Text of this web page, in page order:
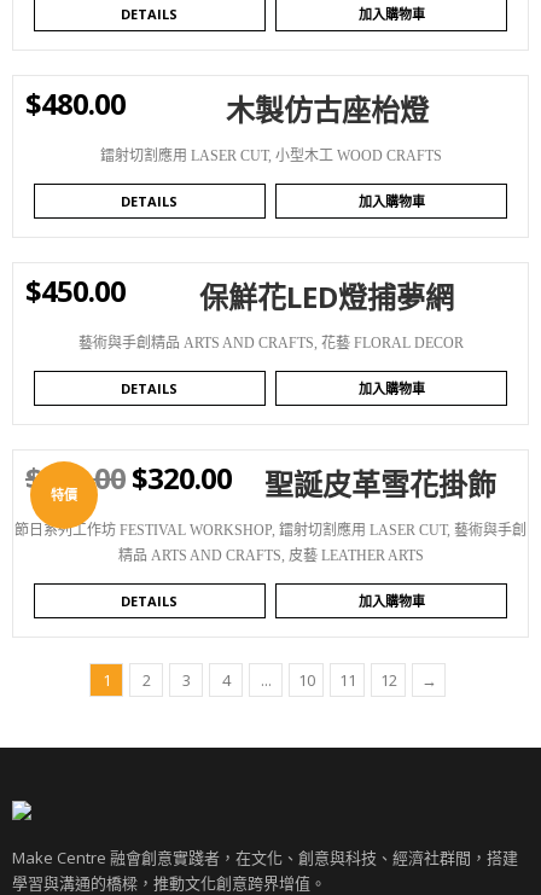
DETAILS 加入購物車
$480.00 木製仿古座枱燈
鐳射切割應用 LASER CUT, 小型木工 WOOD CRAFTS
DETAILS 加入購物車
WISHLIST
$450.00 保鮮花LED燈捕夢網
藝術與手創精品 ARTS AND CRAFTS, 花藝 FLORAL DECOR
DETAILS 加入購物車
特價
WISHLIST
$380.00$320.00 聖誕皮革雪花掛飾
節日系列工作坊 FESTIVAL WORKSHOP, 鐳射切割應用 LASER CUT, 藝術與手創
精品 ARTS AND CRAFTS, 皮藝 LEATHER ARTS
DETAILS 加入購物車
1 2 3 4 ... 10 11 12 →
Make Centre 融會創意實踐者，在文化、創意與科技、經濟社群間，搭建
學習與溝通的橋樑，推動文化創意跨界增值。